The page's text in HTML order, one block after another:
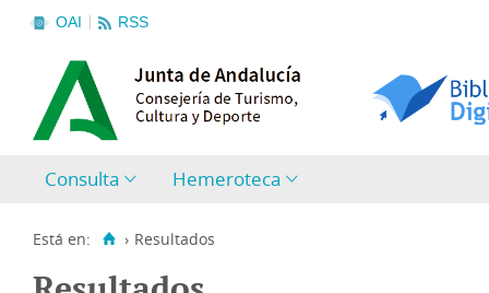
OAI RSS
Consulta Hemeroteca
Está en: › Resultados